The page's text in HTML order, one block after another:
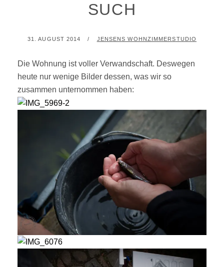
SUCH
POSTED
31. AUGUST 2014 BY
JENSENS WOHNZIMMERSTUDIO
Die Wohnung ist voller Verwandschaft. Deswegen
heute nur wenige Bilder dessen, was wir so
zusammen unternommen haben: